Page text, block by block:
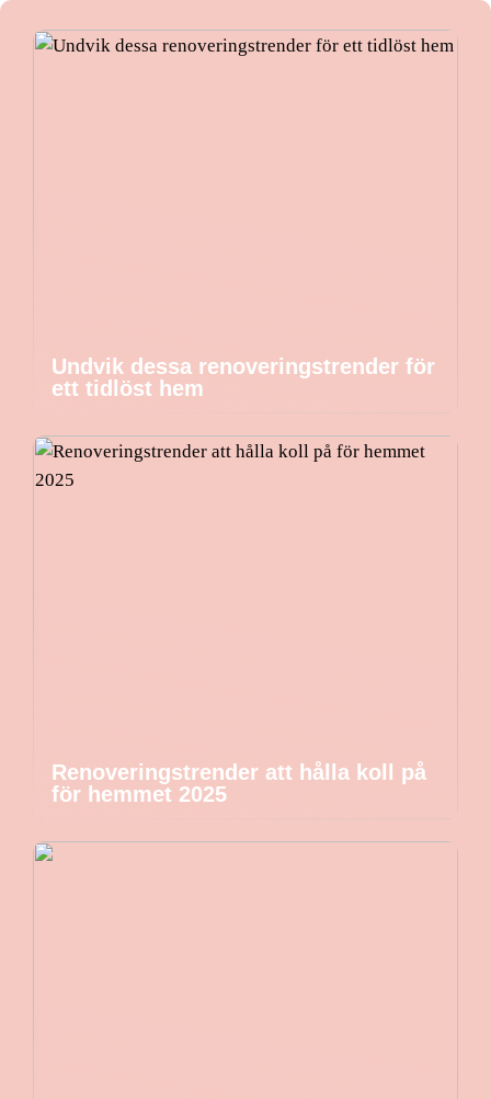
Undvik dessa renoveringstrender för
ett tidlöst hem
Renoveringstrender att hålla koll på
för hemmet 2025